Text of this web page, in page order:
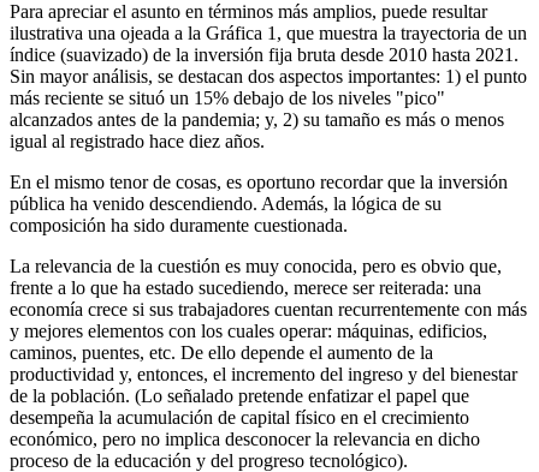
Para apreciar el asunto en términos más amplios, puede resultar
ilustrativa una ojeada a la Gráfica 1, que muestra la trayectoria de un
índice (suavizado) de la inversión fija bruta desde 2010 hasta 2021.
Sin mayor análisis, se destacan dos aspectos importantes: 1) el punto
más reciente se situó un 15% debajo de los niveles "pico"
alcanzados antes de la pandemia; y, 2) su tamaño es más o menos
igual al registrado hace diez años.
En el mismo tenor de cosas, es oportuno recordar que la inversión
pública ha venido descendiendo. Además, la lógica de su
composición ha sido duramente cuestionada.
La relevancia de la cuestión es muy conocida, pero es obvio que,
frente a lo que ha estado sucediendo, merece ser reiterada: una
economía crece si sus trabajadores cuentan recurrentemente con más
y mejores elementos con los cuales operar: máquinas, edificios,
caminos, puentes, etc. De ello depende el aumento de la
productividad y, entonces, el incremento del ingreso y del bienestar
de la población. (Lo señalado pretende enfatizar el papel que
desempeña la acumulación de capital físico en el crecimiento
económico, pero no implica desconocer la relevancia en dicho
proceso de la educación y del progreso tecnológico).